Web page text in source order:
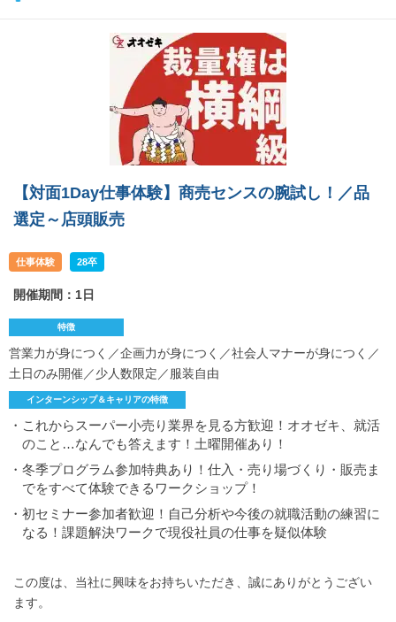
【対面1Day仕事体験】商売センスの腕試し！／品
選定～店頭販売
仕事体験 28卒
開催期間：1日
特徴
営業力が身につく／企画力が身につく／社会人マナーが身につく／
土日のみ開催／少人数限定／服装自由
インターンシップ＆キャリアの特徴
・これからスーパー小売り業界を見る方歓迎！オオゼキ、就活
のこと…なんでも答えます！土曜開催あり！
・冬季プログラム参加特典あり！仕入・売り場づくり・販売ま
でをすべて体験できるワークショップ！
・初セミナー参加者歓迎！自己分析や今後の就職活動の練習に
なる！課題解決ワークで現役社員の仕事を疑似体験
この度は、当社に興味をお持ちいただき、誠にありがとうござい
ます。